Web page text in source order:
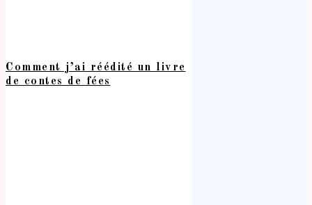
Comment j’ai réédité un livre
de contes de fées